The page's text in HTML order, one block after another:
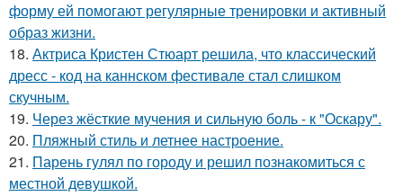
форму ей помогают регулярные тренировки и активный
образ жизни.
18. Актриса Кристен Стюарт решила, что классический
дресс - код на каннском фестивале стал слишком
скучным.
19. Через жёсткие мучения и сильную боль - к "Оскару".
20. Пляжный стиль и летнее настроение.
21. Парень гулял по городу и решил познакомиться с
местной девушкой.